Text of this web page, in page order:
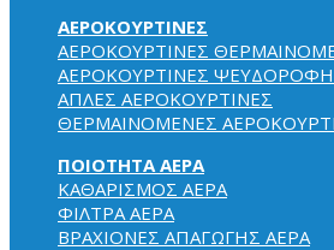
ΑΕΡΟΚΟΥΡΤΙΝΕΣ
ΑΕΡΟΚΟΥΡΤΙΝΕΣ
ΑΕΡΟΚΟΥΡΤΙΝΕΣ
ΑΠΛΕΣ ΑΕΡΟΚΟΥΡΤΙΝΕΣ
ΘΕΡΜΑΙΝΟΜΕΝΕΣ
ΠΟΙΟΤΗΤΑ ΑΕΡΑ
ΚΑΘΑΡΙΣΜΟΣ ΑΕΡΑ
ΦΙΛΤΡΑ ΑΕΡΑ
ΒΡΑΧΙΟΝΕΣ ΑΠΑΓΩΓΗΣ ΑΕΡΑ